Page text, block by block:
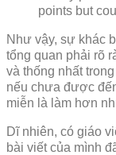
points but
Như vậy, sự khác
tổng quan phải rõ
và thống nhất
nếu chưa được
miễn là làm hơn
Dĩ nhiên, có giáo
bài viết của mình